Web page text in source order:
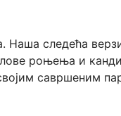
следећа
роњења и
савршеним